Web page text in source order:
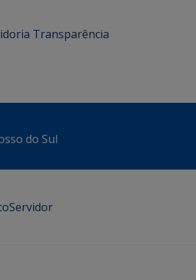
Transparência
do Sul
Servidor